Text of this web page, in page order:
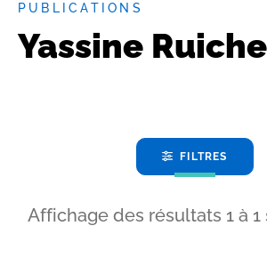
PUBLICATIONS
Yassine
FILTRES
Affichage des résultats 1 à 1